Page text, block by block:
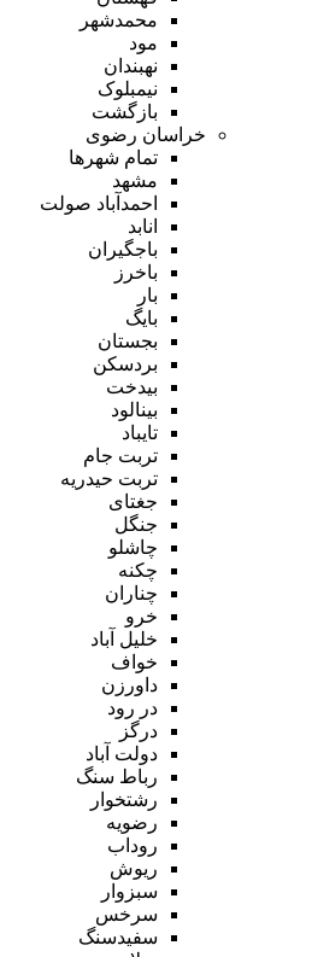
محمدشهر
مود
نهبندان
نیمبلوک
بازگشت
خراسان رضوی
تمام شهر‌ها
مشهد
احمدآباد صولت
انابد
باجگیران
باخرز
بار
بایگ
بجستان
بردسکن
بیدخت
بینالود
تایباد
تربت جام
تربت حیدریه
جغتای
جنگل
چاشلو
چکنه
چناران
خرو
خلیل آباد
خواف
داورزن
در رود
درگز
دولت آباد
رباط سنگ
رشتخوار
رضویه
روداب
ریوش
سبزوار
سرخس
سفیدسنگ